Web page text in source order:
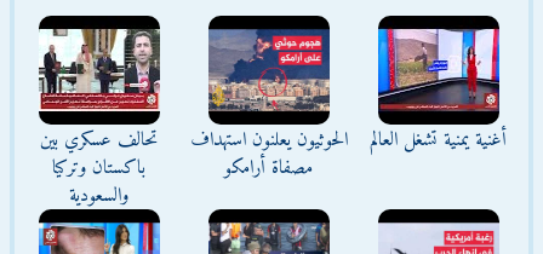
أغنية يمنية تشغل العالم
الحوثيون يعلنون استهداف
مصفاة أرامكو
تحالف عسكري بين
باكستان وتركيا
والسعودية